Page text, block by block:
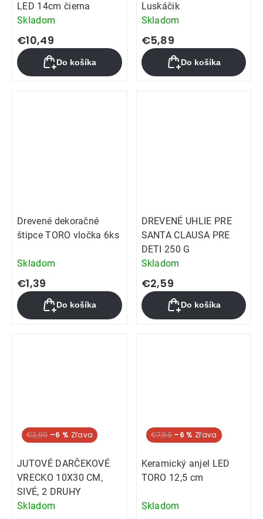
LED 14cm čierna
Skladom
€10,49
Do košíka
Luskáčik
Skladom
€5,89
Do košíka
Drevené dekoračné
štipce TORO vločka 6ks
Skladom
€1,39
Do košíka
DREVENÉ UHLIE PRE
SANTA CLAUSA PRE
DETI 250 G
Skladom
€2,59
Do košíka
€2,99 –6 %
JUTOVÉ DARČEKOVÉ
VRECKO 10X30 CM,
SIVÉ, 2 DRUHY
Skladom
€7,59 –6 %
Keramický anjel LED
TORO 12,5 cm
Skladom